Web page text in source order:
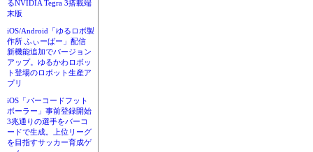
るNVIDIA Tegra 3搭載端
末版
iOS/Android「ゆるロボ製
作所 ふぃーばー」配信
新機能追加でバージョン
アップ。ゆるかわロボッ
ト登場のロボット生産ア
プリ
iOS「バーコードフット
ボーラー」事前登録開始
3兆通りの選手をバーコ
ードで生成。上位リーグ
を目指すサッカー育成ゲ